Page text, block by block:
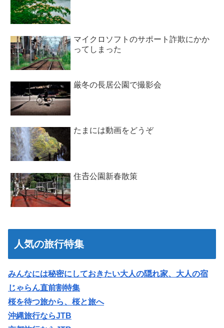
マイクロソフトのサポート詐欺にかか
ってしまった
厳冬の長居公園で撮影会
たまには動画をどうぞ
住𠮷公園新春散策
人気の旅行特集
みんなには秘密にしておきたい大人の隠れ家、大人の宿
じゃらん直前割特集
桜を待つ旅から、桜と旅へ
沖縄旅行ならJTB